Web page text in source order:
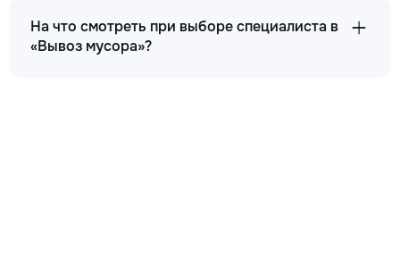
На что смотреть при выборе специалиста в
«Вывоз мусора»?